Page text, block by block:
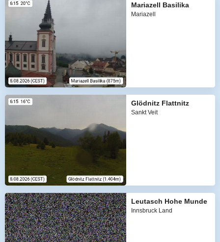
Mariazell Basilika
Mariazell
Glödnitz Flattnitz
Sankt Veit
Leutasch Hohe Munde
Innsbruck Land